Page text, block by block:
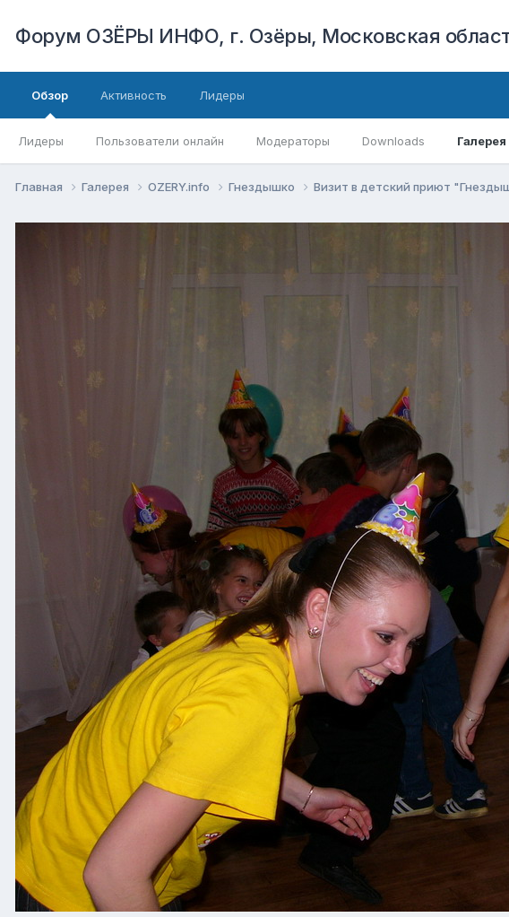
Форум ОЗЁРЫ ИНФО, г. Озёры, Московская
Обзор
Лидеры Пользователи онлайн Модераторы Downloads Галерея
Активность Лидеры
Главная Галерея OZERY.info Гнездышко Визит в детский приют